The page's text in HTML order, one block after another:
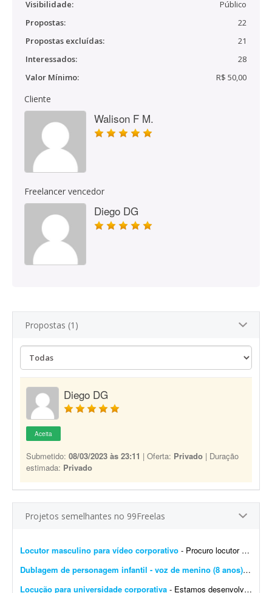
Visibilidade:
Público
Propostas:
22
Propostas excluídas:
21
Interessados:
28
Valor Mínimo:
R$ 50,00
Cliente
Walison F M.
Freelancer vencedor
Diego DG
Propostas (1)
Diego DG
Aceita
Submetido: 08/03/2023 às 23:11 | Oferta: Privado | Duração
estimada: Privado
Projetos semelhantes no 99Freelas
Locutor masculino para vídeo corporativo - Procuro locutor profissional com voz masculina, madura, segura e natural para a locução de um vídeo corporativo de aproximadamente 7 a 10 minutos. O roteiro será fornec...
Dublagem de personagem infantil - voz de menino (8 anos)
- Olá,
Locução para universidade corporativa - Estamos desenvolvendo a Universidade Corporativa da Jovem Valor, uma plataforma de capacitação interna criada para padronizar o conhecimento, fortalecer a cultura organizacional e gar...